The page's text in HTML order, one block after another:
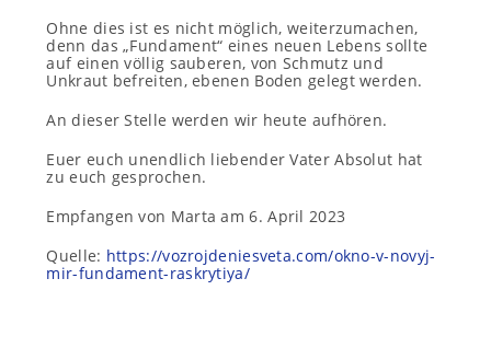
Ohne dies ist es nicht möglich, weiterzumachen,
denn das „Fundament“ eines neuen Lebens sollte
auf einen völlig sauberen, von Schmutz und
Unkraut befreiten, ebenen Boden gelegt werden.
An dieser Stelle werden wir heute aufhören.
Euer euch unendlich liebender Vater Absolut hat
zu euch gesprochen.
Empfangen von Marta am 6. April 2023
Quelle: https://vozrojdeniesveta.com/okno-v-novyj-
mir-fundament-raskrytiya/